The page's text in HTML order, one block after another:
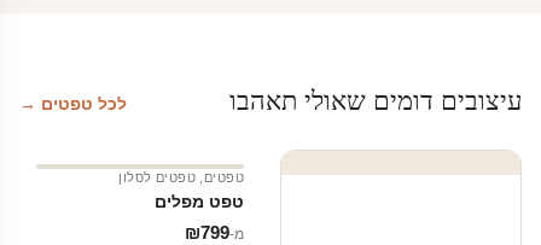
עיצובים דומים שאולי תאהבו לכל טפטים →
טפטים טפטים לסלון
טפט מפלים
מ‑ ₪799